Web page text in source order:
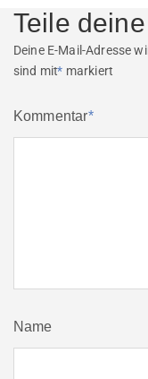
Teile
Deine E-Mail-Adresse
sind mit* markiert
Kommentar*
Name